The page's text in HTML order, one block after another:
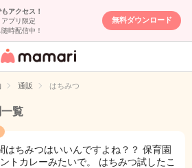
アクセス！
プリ限定
時配信中！
無料ダウンロード
女性専用匿名QA
イト通販 はちみつ
覧
はちみつはいいんですよね？？ 保育園
トカレーみたいで。 はちみつ試したこ